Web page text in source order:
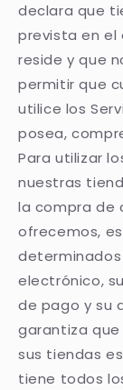
declara que
prevista en el
reside y que
permitir que
utilice los
posea,
Para utilizar
nuestras
la compra de
ofrecemos,
electrónico,
de pago y su
garantiza
sus tiendas
tiene todos